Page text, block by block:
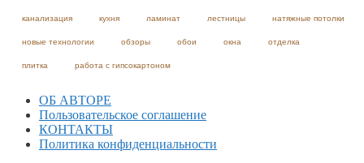
канализация кухня ламинат лестницы натяжные потолки
новые технологии обзоры обои окна отделка
плитка работа с гипсокартоном
ОБ АВТОРЕ
Пользовательское соглашение
КОНТАКТЫ
Политика конфиденциальности